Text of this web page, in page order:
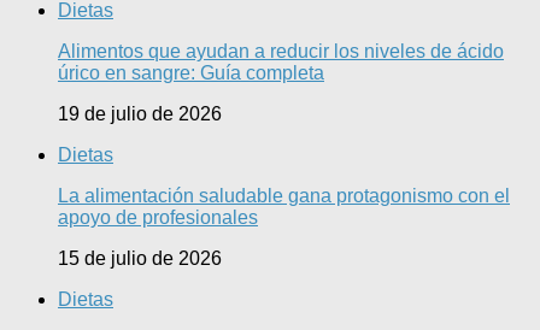
Dietas
Alimentos que ayudan a reducir los niveles de ácido
úrico en sangre: Guía completa
19 de julio de 2026
Dietas
La alimentación saludable gana protagonismo con el
apoyo de profesionales
15 de julio de 2026
Dietas